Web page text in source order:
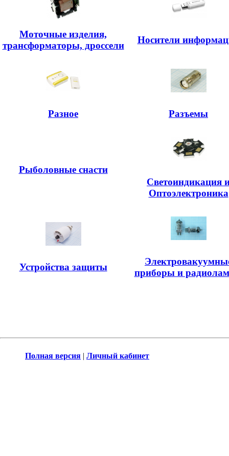
Моточные изделия,
трансформаторы, дроссели
Носители
Разное Разъемы
Рыболовные снасти
Светоиндикация
Оптоэлектроника
Устройства защиты
приборы и
Полная версия | Личный кабинет